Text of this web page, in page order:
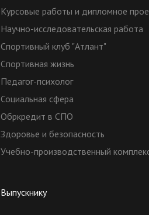
Курсовые работы и дипломное
Научно-исследовательская работа
Спортивный клуб "Атлант"
Спортивная жизнь
Педагог-психолог
Социальная сфера
Обркредит в СПО
Здоровье и безопасность
Учебно-производственный
Выпускнику